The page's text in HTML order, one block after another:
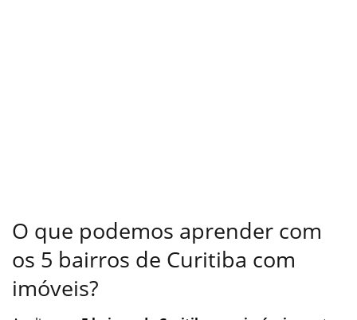
O que podemos aprender com
os 5 bairros de Curitiba com
imóveis?